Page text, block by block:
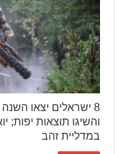
8 ישראלים יצאו
והשיגו תוצאות יפות;
במדליית זהב